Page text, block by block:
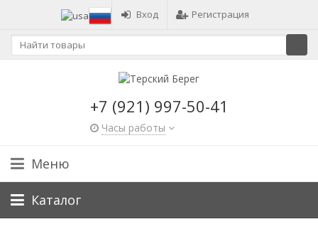
Вход Регистрация
+7 (921) 997-50-41
Часы работы
Меню
Каталог